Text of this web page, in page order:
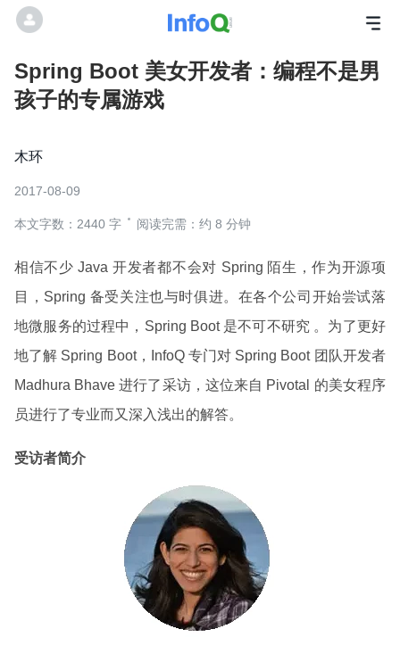
Spring Boot 美女开发者：编程不是男
孩子的专属游戏
木环
2017-08-09
本文字数：2440 字 阅读完需：约 8 分钟
相信不少 Java 开发者都不会对 Spring 陌生，作为开源项
目，Spring 备受关注也与时俱进。在各个公司开始尝试落
地微服务的过程中，Spring Boot 是不可不研究 。为了更好
地了解 Spring Boot，InfoQ 专门对 Spring Boot 团队开发者
Madhura Bhave 进行了采访，这位来自 Pivotal 的美女程序
员进行了专业而又深入浅出的解答。
受访者简介